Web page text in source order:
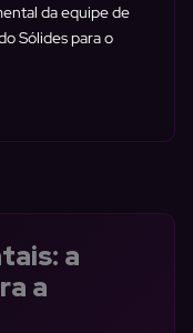
da equipe de
Sólides para o
a
a